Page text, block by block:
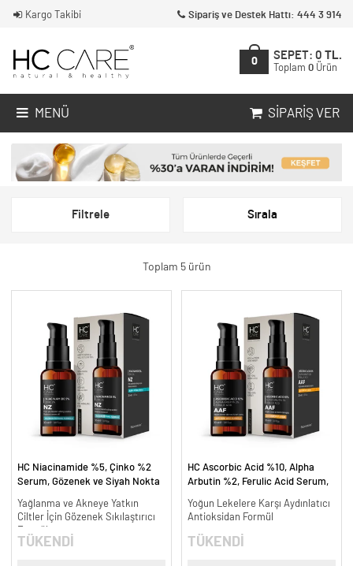
Kargo Takibi Sipariş ve Destek Hattı: 444 3 914
0
SEPET: 0 TL.
Toplam 0 Ürün
MENÜ SIPARIŞ VER
Filtrele Sırala
Toplam 5 ürün
HC Niacinamide %5, Çinko %2
Serum, Gözenek ve Siyah Nokta
30 ml.
Yağlanma ve Akneye Yatkın
Ciltler İçin Gözenek Sıkılaştırıcı
Formül
TÜKENDİ
HC Ascorbic Acid %10, Alpha
Arbutin %2, Ferulic Acid Serum,
ml.
Yoğun Lekelere Karşı Aydınlatıcı
Antioksidan Formül
TÜKENDİ